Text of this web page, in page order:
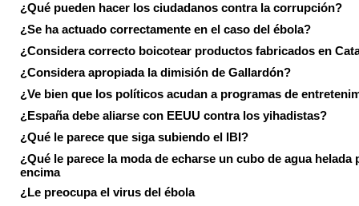
¿Qué pueden hacer los ciudadanos contra la corrupción?
¿Se ha actuado correctamente en el caso del ébola?
¿Considera correcto boicotear productos fabricados en
¿Considera apropiada la dimisión de Gallardón?
¿Ve bien que los políticos acudan a programas de
¿España debe aliarse con EEUU contra los yihadistas?
¿Qué le parece que siga subiendo el IBI?
¿Qué le parece la moda de echarse un cubo de agua helada
encima
¿Le preocupa el virus del ébola